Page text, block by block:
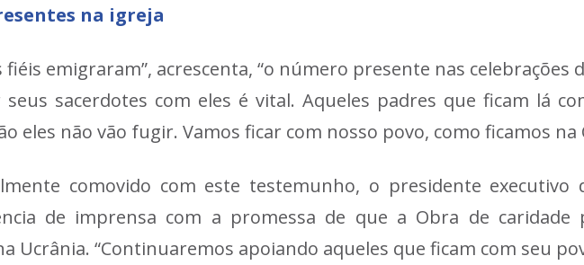
na igreja
emigraram”, acrescenta, “o número presente nas
sacerdotes com eles é vital. Aqueles padres que ficam lá
eles não vão fugir. Vamos ficar com nosso povo, como ficamos na
comovido com este testemunho, o presidente executivo
de imprensa com a promessa de que a Obra de
Ucrânia. “Continuaremos apoiando aqueles que ficam com seu